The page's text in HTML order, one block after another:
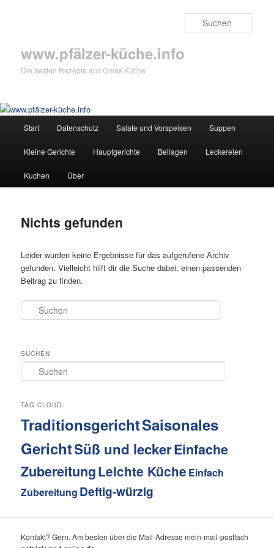
www.pfälzer-küche.info
Die besten Rezepte aus Omas Küche
Start Datenschutz Salate und Vorspeisen Suppen
Kleine Gerichte Hauptgerichte Beilagen Leckereien
Kuchen Über
Nichts gefunden
Leider wurden keine Ergebnisse für das aufgerufene Archiv
gefunden. Vielleicht hilft dir die Suche dabei, einen passenden
Beitrag zu finden.
Suchen
SUCHEN
u
h
TAG CLOUD
TraditionsgerichtSaisonales
GerichtSüß und leckerEinfache
ZubereitungLeichte Küche Einfach
Zubereitung Deftig-würzig
Kontakt? Gern. Am besten über die Mail-Adresse mein-mail-postfach